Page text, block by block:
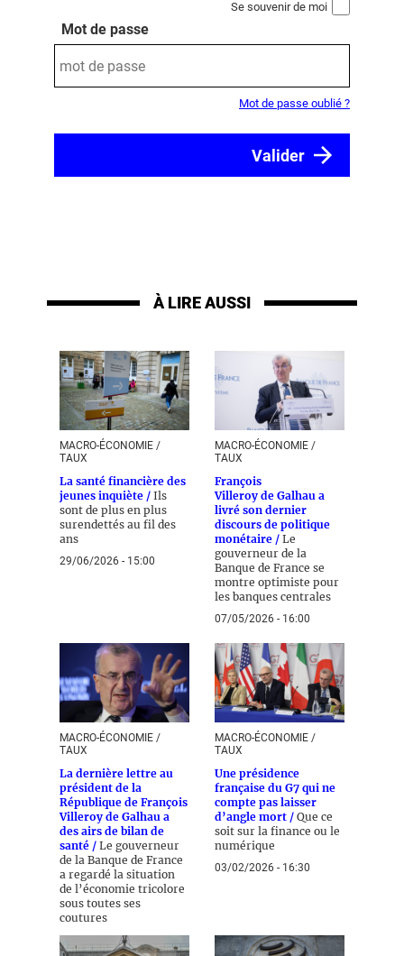
Se souvenir de moi
Mot de passe
Mot de passe oublié ?
À LIRE AUSSI
MACRO-ÉCONOMIE /
TAUX
La santé financière des
jeunes inquiète / Ils
sont de plus en plus
surendettés au fil des
ans
29/06/2026 - 15:00
MACRO-ÉCONOMIE /
TAUX
François
Villeroy de Galhau a
livré son dernier
discours de politique
monétaire / Le
gouverneur de la
Banque de France se
montre optimiste pour
les banques centrales
07/05/2026 - 16:00
MACRO-ÉCONOMIE /
TAUX
La dernière lettre au
président de la
République de François
Villeroy de Galhau a
des airs de bilan de
santé / Le gouverneur
de la Banque de France
a regardé la situation
de l’économie tricolore
sous toutes ses
coutures
04/05/2026 - 14:00
MACRO-ÉCONOMIE /
TAUX
Une présidence
française du G7 qui ne
compte pas laisser
d’angle mort / Que ce
soit sur la finance ou le
numérique
03/02/2026 - 16:30